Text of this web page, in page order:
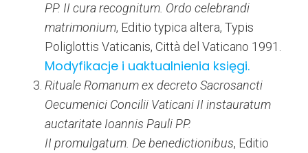
PP. II cura recognitum. Ordo celebrandi
matrimonium, Editio typica altera, Typis
Poliglottis Vaticanis, Città del Vaticano 1991.
Modyfikacje i uaktualnienia księgi.
Rituale Romanum ex decreto Sacrosancti
Oecumenici Concilii Vaticani II instauratum
auctaritate Ioannis Pauli PP.
II promulgatum. De benedictionibus, Editio